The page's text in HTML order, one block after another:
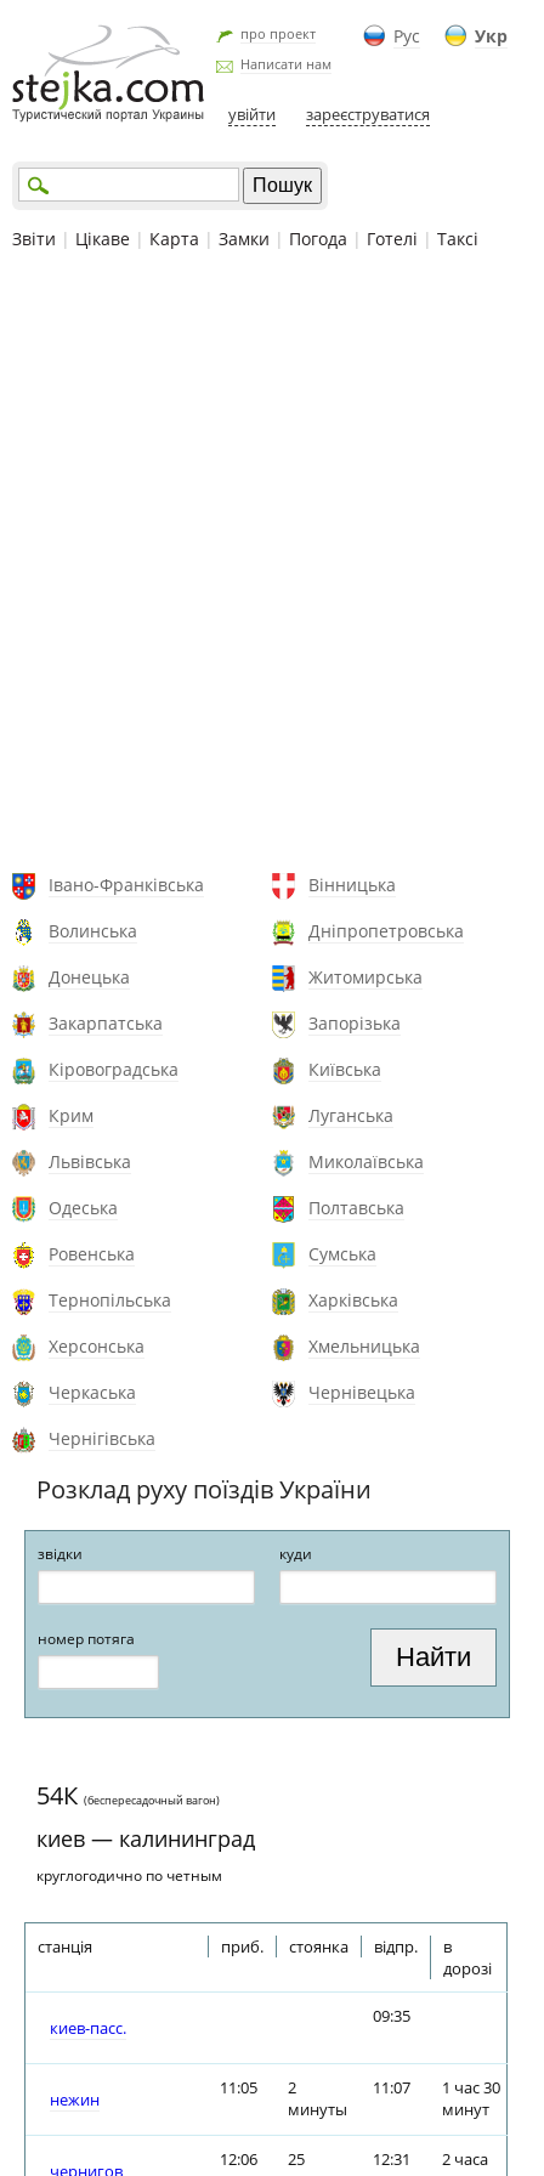
Рус Укр
про проект
Написати нам
увійти зареєструватися
Звіти | Цікаве | Карта | Замки | Погода | Готелі | Таксі
Івано-Франківська
Вінницька
Волинська
Дніпропетровська
Донецька
Житомирська
Закарпатська
Запорізька
Кіровоградська
Київська
Крим
Луганська
Львівська
Миколаївська
Одеська
Полтавська
Ровенська
Сумська
Тернопільська
Харківська
Херсонська
Хмельницька
Черкаська
Чернівецька
Чернігівська
Розклад руху поїздів України
звідки куди
номер потяга
54К (беспересадочный вагон)
киев — калининград
круглогодично по четным
станція приб. стоянка відпр.
в
дорозі
киев-пасс.
09:35
нежин
11:05
2
минуты
11:07
1 час 30
минут
чернигов
12:06
25
12:31
2 часа